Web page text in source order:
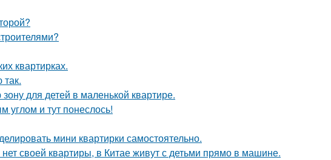
квартирках.
для детей в маленькой квартире.
углом и тут понеслось!
мини квартирки самостоятельно.
своей квартиры, в Китае живут с детьми прямо в машине.